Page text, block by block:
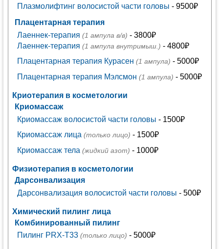
Плазмолифтинг волосистой части головы - 9500₽
Плацентарная терапия
Лаеннек-терапия (1 ампула в/в) - 3800₽
Лаеннек-терапия (1 ампула внутримыш.) - 4800₽
Плацентарная терапия Курасен (1 ампула) - 5000₽
Плацентарная терапия Мэлсмон (1 ампула) - 5000₽
Криотерапия в косметологии
Криомассаж
Криомассаж волосистой части головы - 1500₽
Криомассаж лица (только лицо) - 1500₽
Криомассаж тела (жидкий азот) - 1000₽
Физиотерапия в косметологии
Дарсонвализация
Дарсонвализация волосистой части головы - 500₽
Химический пилинг лица
Комбинированный пилинг
Пилинг PRX-T33 (только лицо) - 5000₽